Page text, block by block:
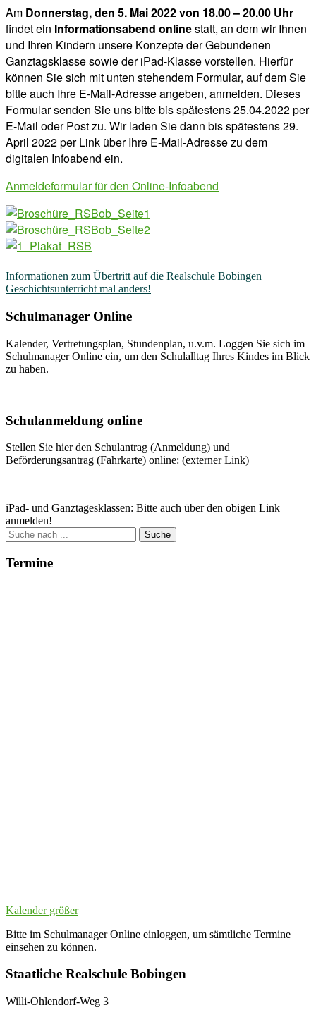
Am Donnerstag, den 5. Mai 2022 von 18.00 – 20.00 Uhr
findet ein Informationsabend onlinestatt, an dem wir Ihnen
und Ihren Kindern unsere Konzepte der Gebundenen
Ganztagsklasse sowie der iPad-Klasse vorstellen. Hierfür
können Sie sich mit unten stehendem Formular, auf dem Sie
bitte auch Ihre E-Mail-Adresse angeben, anmelden. Dieses
Formular senden Sie uns bitte bis spätestens 25.04.2022 per
E-Mail oder Post zu. Wir laden Sie dann bis spätestens 29.
April 2022 per Link über Ihre E-Mail-Adresse zu dem
digitalen Infoabend ein.
Anmeldeformular für den Online-Infoabend
Beitragsnavigation
Informationen zum Übertritt auf die Realschule Bobingen
Geschichtsunterricht mal anders!
Schulmanager Online
Kalender, Vertretungsplan, Stundenplan, u.v.m. Loggen Sie sich im
Schulmanager Online ein, um den Schulalltag Ihres Kindes im Blick
zu haben.
Schulanmeldung online
Stellen Sie hier den Schulantrag (Anmeldung) und
Beförderungsantrag (Fahrkarte) online: (externer Link)
iPad- und Ganztagesklassen: Bitte auch über den obigen Link
anmelden!
Suche
nach:
Termine
Kalender größer
Bitte im Schulmanager Online einloggen, um sämtliche Termine
einsehen zu können.
Staatliche Realschule Bobingen
Willi-Ohlendorf-Weg 3